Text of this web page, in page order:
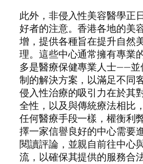
此外，非侵入性美容醫學正
好者的注意。香港各地的美
增，提供各種旨在提升自然
理。這些中心通常擁有專業
多是醫療保健專業人士——並
制的解決方案，以滿足不同
侵入性治療的吸引力在於其
全性，以及與傳統療法相比
任何醫療手段一樣，權衡利
擇一家信譽良好的中心需要
閱讀評論，並親自前往中心
流，以確保其提供的服務合法